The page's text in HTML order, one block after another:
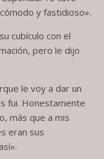
y fastidioso».
cubículo con el
pero le dijo
le voy a dar un
fui. Honestamente
más que a mis
eran sus